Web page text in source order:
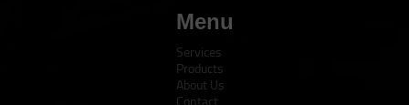
Menu
Services
Products
About Us